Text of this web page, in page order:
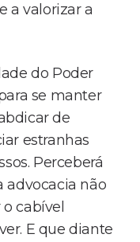
a valorizar a
do Poder
se manter
de
estranhas
Perceberá
advocacia não
cabível
E que diante